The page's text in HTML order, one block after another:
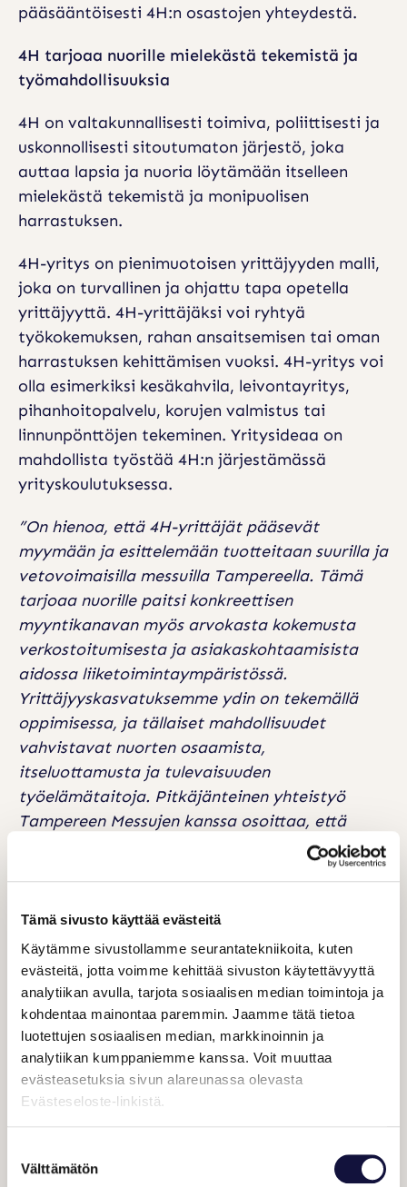
Tämä sivusto käyttää evästeitä
Käytämme sivustollamme seurantatekniikoita, kuten
evästeitä, jotta voimme kehittää sivuston käytettävyyttä
analytiikan avulla, tarjota sosiaalisen median toimintoja ja
kohdentaa mainontaa paremmin. Jaamme tätä tietoa
luotettujen sosiaalisen median, markkinoinnin ja
analytiikan kumppaniemme kanssa. Voit muuttaa
evästeasetuksia sivun alareunassa olevasta
Evästeseloste-linkistä.
valinta
Välttämätön
T
pääsääntöisesti 4H:n osastojen yhteydestä.
4H tarjoaa nuorille mielekästä tekemistä ja
työmahdollisuuksia
4H on valtakunnallisesti toimiva, poliittisesti ja
uskonnollisesti sitoutumaton järjestö, joka
auttaa lapsia ja nuoria löytämään itselleen
mielekästä tekemistä ja monipuolisen
harrastuksen.
4H-yritys on pienimuotoisen yrittäjyyden malli,
joka on turvallinen ja ohjattu tapa opetella
yrittäjyyttä. 4H-yrittäjäksi voi ryhtyä
työkokemuksen, rahan ansaitsemisen tai oman
harrastuksen kehittämisen vuoksi. 4H-yritys voi
olla esimerkiksi kesäkahvila, leivontayritys,
pihanhoitopalvelu, korujen valmistus tai
linnunpönttöjen tekeminen. Yritysideaa on
mahdollista työstää 4H:n järjestämässä
yrityskoulutuksessa.
”On hienoa, että 4H-yrittäjät pääsevät
myymään ja esittelemään tuotteitaan suurilla ja
vetovoimaisilla messuilla Tampereella. Tämä
tarjoaa nuorille paitsi konkreettisen
myyntikanavan myös arvokasta kokemusta
verkostoitumisesta ja asiakaskohtaamisista
aidossa liiketoimintaympäristössä.
Yrittäjyyskasvatuksemme ydin on tekemällä
oppimisessa, ja tällaiset mahdollisuudet
vahvistavat nuorten osaamista,
itseluottamusta ja tulevaisuuden
työelämätaitoja. Pitkäjänteinen yhteistyö
Tampereen Messujen kanssa osoittaa, että
nuorten yrittäjyydelle ja kädentaitojen
Suomen 4H-liiton toimitusjohtaja
iloitsee.
Tampereen Messut tukena yrittäjyyden
alkutaipaleella
Tampereen Messujen brändi- ja viestintäjohtaja
Heidi Pitkämäkikorostaa kohtaamisten
merkitystä nykypäivän liiketoiminnassa. Messut